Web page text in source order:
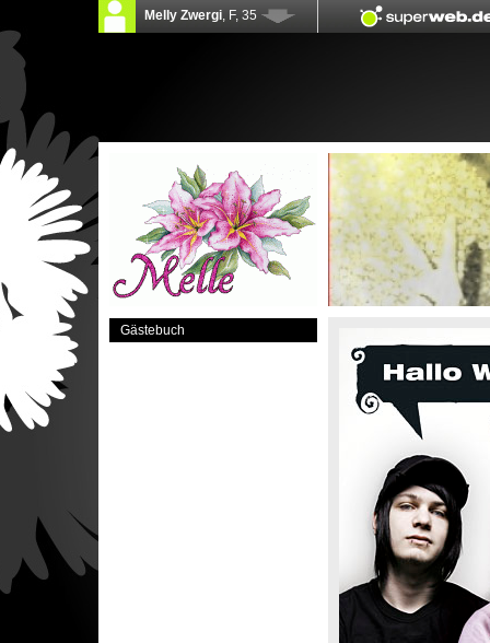
Gästebuch